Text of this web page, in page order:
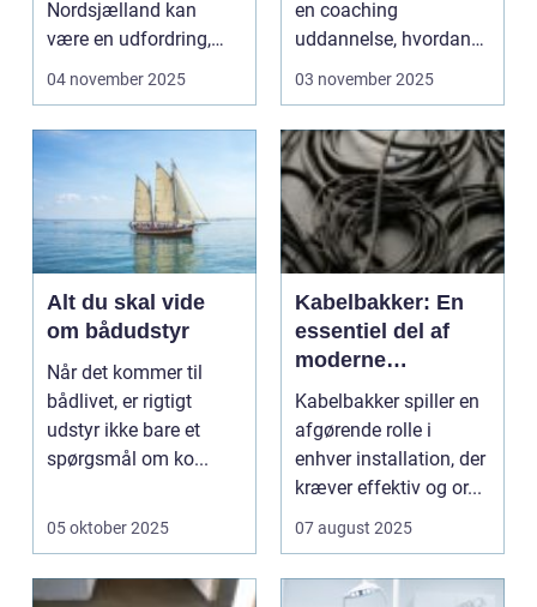
Nordsjælland kan
være en udfordring,
især nå...
04 november 2025
en coaching
uddannelse, hvordan
den kan forme dit li...
03 november 2025
Alt du skal vide
om bådudstyr
Når det kommer til
bådlivet, er rigtigt
udstyr ikke bare et
spørgsmål om ko...
05 oktober 2025
Kabelbakker: En
essentiel del af
moderne
kabelføring
Kabelbakker spiller en
afgørende rolle i
enhver installation, der
kræver effektiv og or...
07 august 2025